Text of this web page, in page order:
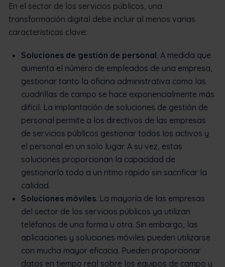
En el sector de los servicios públicos, una
transformación digital debe incluir al menos varias
características clave:
Soluciones de gestión de personal. A medida que
aumenta el número de empleados de una empresa,
gestionar tanto la oficina administrativa como las
cuadrillas de campo se hace exponencialmente más
difícil. La implantación de soluciones de gestión de
personal permite a los directivos de las empresas
de servicios públicos gestionar todos los activos y
el personal en un solo lugar. A su vez, estas
soluciones proporcionan la capacidad de
gestionarlo todo a un ritmo rápido sin sacrificar la
calidad.
Soluciones móviles. La mayoría de las empresas
del sector de los servicios públicos ya utilizan
teléfonos de una forma u otra. Sin embargo, las
aplicaciones y soluciones móviles pueden utilizarse
con mucha mayor eficacia. Pueden proporcionar
datos en tiempo real sobre los equipos de campo y